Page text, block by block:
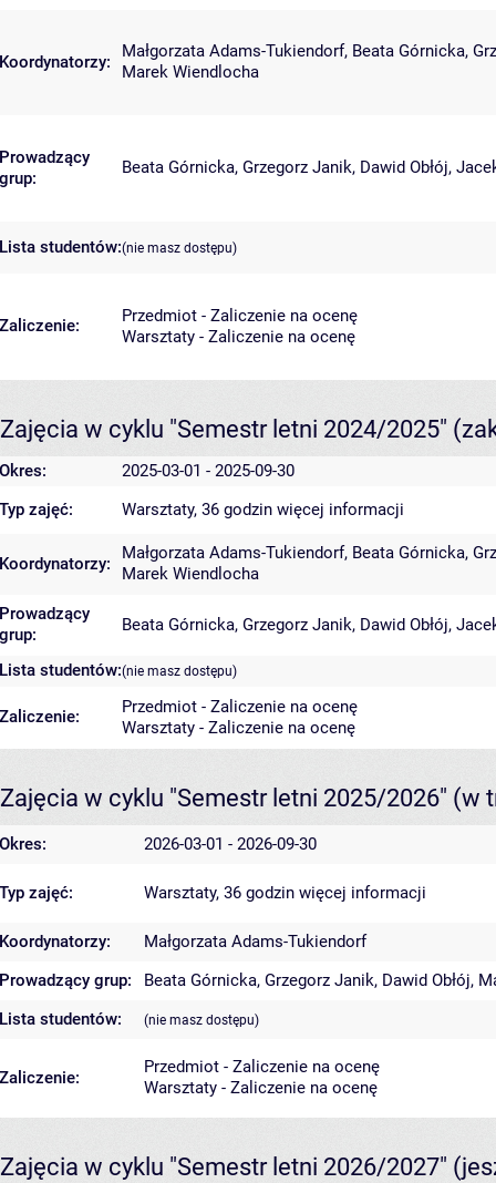
Koordynatorzy:
Małgorzata Adams-Tukiendorf, Beata Górnicka,
Marek Wiendlocha
Prowadzący
grup:
Beata Górnicka, Grzegorz Janik, Dawid Obłój,
Lista studentów:(nie masz dostępu)
Zaliczenie:
Przedmiot - Zaliczenie na ocenę
Warsztaty - Zaliczenie na ocenę
Zajęcia w cyklu "Semestr letni 2024/2025"
Okres:
2025-03-01 - 2025-09-30
Typ zajęć:
Warsztaty, 36 godzin więcej informacji
Koordynatorzy:
Małgorzata Adams-Tukiendorf, Beata Górnicka,
Marek Wiendlocha
Prowadzący
grup:
Beata Górnicka, Grzegorz Janik, Dawid Obłój,
Lista studentów:(nie masz dostępu)
Zaliczenie:
Przedmiot - Zaliczenie na ocenę
Warsztaty - Zaliczenie na ocenę
Zajęcia w cyklu "Semestr letni 2025/2026" (w
Okres: 2026-03-01 - 2026-09-30
Typ zajęć: Warsztaty, 36 godzin więcej informacji
Koordynatorzy:
Małgorzata Adams-Tukiendorf
Prowadzący grup:
Beata Górnicka, Grzegorz Janik, Dawid Obłój,
Lista studentów:
(nie masz dostępu)
Zaliczenie:
Przedmiot - Zaliczenie na ocenę
Warsztaty - Zaliczenie na ocenę
Zajęcia w cyklu "Semestr letni 2026/2027"